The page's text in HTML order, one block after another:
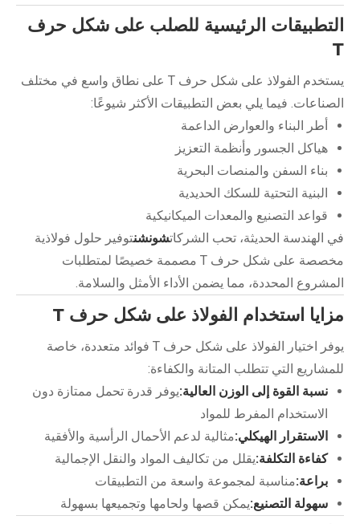
التطبيقات الرئيسية للصلب على شكل حرف
T
يستخدم الفولاذ على شكل حرف T على نطاق واسع في مختلف
الصناعات. فيما يلي بعض التطبيقات الأكثر شيوعًا:
أطر البناء والعوارض الداعمة
هياكل الجسور وأنظمة التعزيز
بناء السفن والمنصات البحرية
البنية التحتية للسكك الحديدية
قواعد التصنيع والمعدات الميكانيكية
في الهندسة الحديثة، تحب الشركاتشونشنتوفير حلول فولاذية
مخصصة على شكل حرف T مصممة خصيصًا لمتطلبات
المشروع المحددة، مما يضمن الأداء الأمثل والسلامة.
مزايا استخدام الفولاذ على شكل حرف T
يوفر اختيار الفولاذ على شكل حرف T فوائد متعددة، خاصة
للمشاريع التي تتطلب المتانة والكفاءة:
نسبة القوة إلى الوزن العالية:يوفر قدرة تحمل ممتازة دون
الاستخدام المفرط للمواد
الاستقرار الهيكلي:مثالية لدعم الأحمال الرأسية والأفقية
كفاءة التكلفة:يقلل من تكاليف المواد والنقل الإجمالية
براعة:مناسبة لمجموعة واسعة من التطبيقات
سهولة التصنيع:يمكن قصها ولحامها وتجميعها بسهولة